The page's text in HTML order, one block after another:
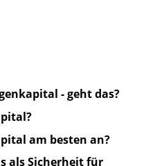
- geht das?
am besten an?
als Sicherheit für